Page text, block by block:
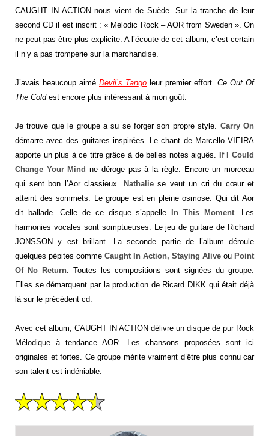
CAUGHT IN ACTION nous vient de Suède. Sur la tranche de leur
second CD il est inscrit : « Melodic Rock – AOR from Sweden ». On
ne peut pas être plus explicite. A l’écoute de cet album, c’est certain
il n’y a pas tromperie sur la marchandise.
J’avais beaucoup aimé Devil’s Tango leur premier effort. Ce Out Of
The Coldest encore plus intéressant à mon goût.
Je trouve que le groupe a su se forger son propre style.
Carry On
démarre avec des guitares inspirées. Le chant de Marcello VIEIRA
apporte un plus à ce titre grâce à de belles notes aiguës.
If I Could
Change Your Mind ne déroge pas à la règle. Encore un morceau
qui sent bon l’Aor classieux.
Nathaliese veut un cri du cœur et
atteint des sommets. Le groupe est en pleine osmose. Qui dit Aor
dit ballade. Celle de ce disque s’appelle In This Moment . Les
harmonies vocales sont somptueuses. Le jeu de guitare de Richard
JONSSON y est brillant. La seconde partie de l’album déroule
quelques pépites comme Caught In Action, Staying Alive ou Point
Of No Return. Toutes les compositions sont signées du groupe.
Elles se démarquent par la production de Ricard DIKK qui était déjà
là sur le précédent cd.
Avec cet album, CAUGHT IN ACTION délivre un disque de pur Rock
Mélodique à tendance AOR. Les chansons proposées sont ici
originales et fortes. Ce groupe mérite vraiment d’être plus connu car
son talent est indéniable.